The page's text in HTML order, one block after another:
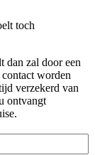
toch
dan zal door een
worden
verzekerd van
ontvangt